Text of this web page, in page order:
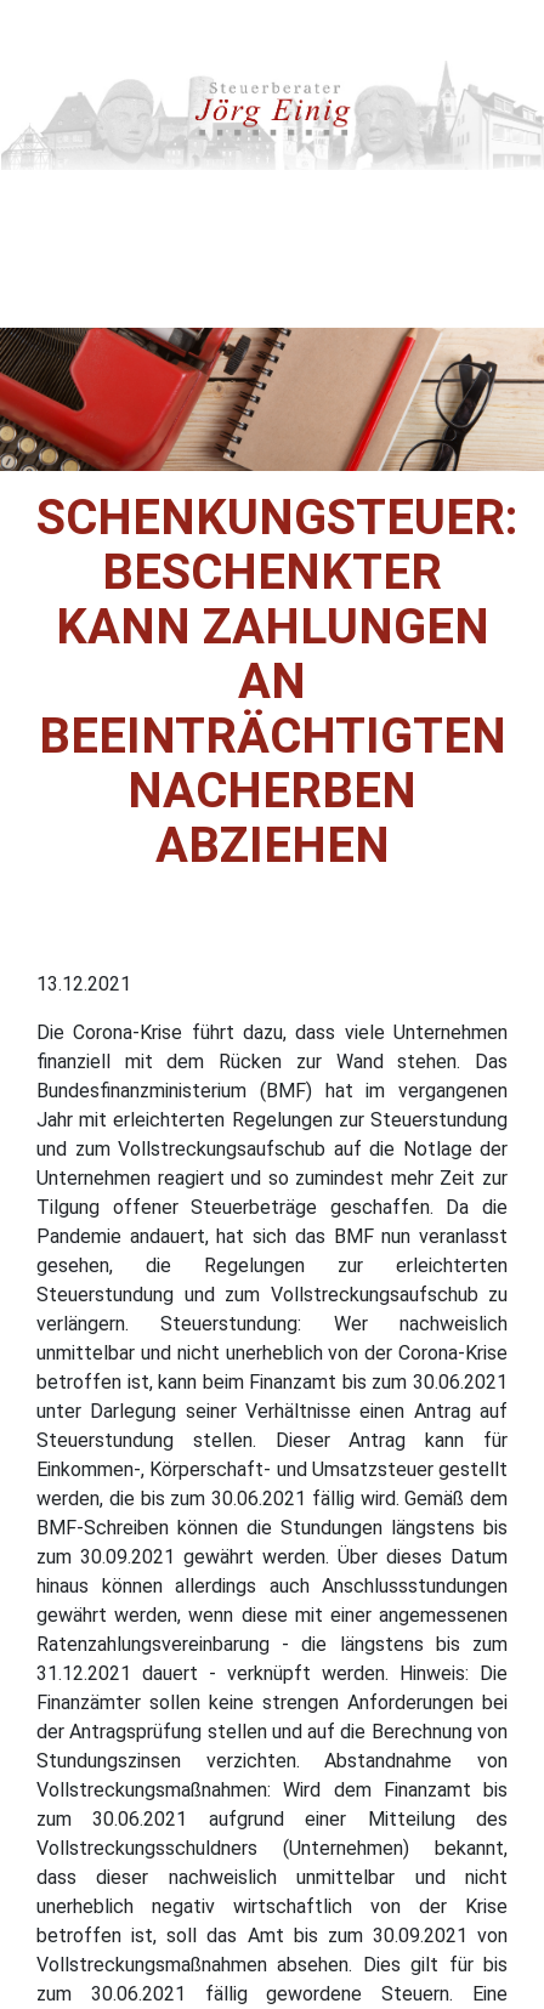
SCHENKUNGSTEUER:
BESCHENKTER
KANN ZAHLUNGEN
AN
BEEINTRÄCHTIGTEN
NACHERBEN
ABZIEHEN
13.12.2021
Die Corona-Krise führt dazu, dass viele Unternehmen
finanziell mit dem Rücken zur Wand stehen. Das
Bundesfinanzministerium (BMF) hat im vergangenen
Jahr mit erleichterten Regelungen zur Steuerstundung
und zum Vollstreckungsaufschub auf die Notlage der
Unternehmen reagiert und so zumindest mehr Zeit zur
Tilgung offener Steuerbeträge geschaffen. Da die
Pandemie andauert, hat sich das BMF nun veranlasst
gesehen, die Regelungen zur erleichterten
Steuerstundung und zum Vollstreckungsaufschub zu
verlängern. Steuerstundung: Wer nachweislich
unmittelbar und nicht unerheblich von der Corona-Krise
betroffen ist, kann beim Finanzamt bis zum 30.06.2021
unter Darlegung seiner Verhältnisse einen Antrag auf
Steuerstundung stellen. Dieser Antrag kann für
Einkommen-, Körperschaft- und Umsatzsteuer gestellt
werden, die bis zum 30.06.2021 fällig wird. Gemäß dem
BMF-Schreiben können die Stundungen längstens bis
zum 30.09.2021 gewährt werden. Über dieses Datum
hinaus können allerdings auch Anschlussstundungen
gewährt werden, wenn diese mit einer angemessenen
Ratenzahlungsvereinbarung - die längstens bis zum
31.12.2021 dauert - verknüpft werden. Hinweis: Die
Finanzämter sollen keine strengen Anforderungen bei
der Antragsprüfung stellen und auf die Berechnung von
Stundungszinsen verzichten. Abstandnahme von
Vollstreckungsmaßnahmen: Wird dem Finanzamt bis
zum 30.06.2021 aufgrund einer Mitteilung des
Vollstreckungsschuldners (Unternehmen) bekannt,
dass dieser nachweislich unmittelbar und nicht
unerheblich negativ wirtschaftlich von der Krise
betroffen ist, soll das Amt bis zum 30.09.2021 von
Vollstreckungsmaßnahmen absehen. Dies gilt für bis
zum 30.06.2021 fällig gewordene Steuern. Eine